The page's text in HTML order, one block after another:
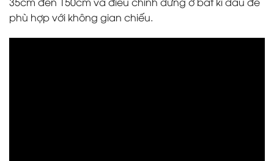
phù hợp với không gian chiếu.